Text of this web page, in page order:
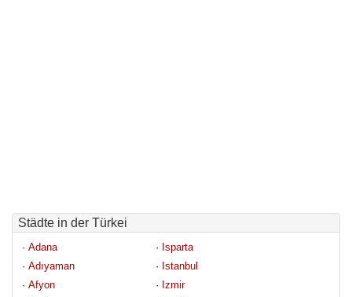
Städte in der Türkei
· Adana · Isparta
· Adıyaman · Istanbul
· Afyon · Izmir